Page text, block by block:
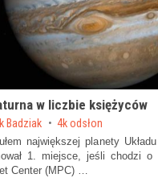
w liczbie księżyców
Badziak 4k odsłon
największej planety
1. miejsce, jeśli chodzi
Center (MPC) …